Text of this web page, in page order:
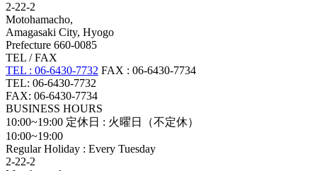
2-22-2
Motohamacho,
Amagasaki City, Hyogo
Prefecture 660-0085
TEL / FAX
TEL : 06-6430-7732 FAX : 06-6430-7734
TEL: 06-6430-7732
FAX: 06-6430-7734
BUSINESS HOURS
10:00~19:00 定休日 : 火曜日（不定休）
10:00~19:00
Regular Holiday : Every Tuesday
2-22-2